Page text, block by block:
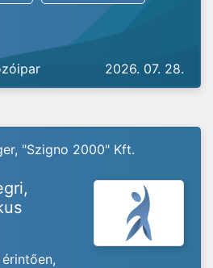
2026. 07. 28.
"Szigno 2000" Kft.